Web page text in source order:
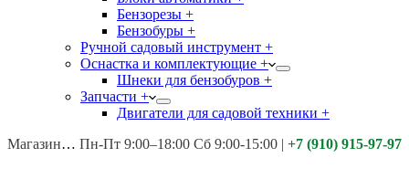
Бензорезы +
Бензобуры +
Ручной садовый инструмент +
Оснастка и комплектующие +
Шнеки для бензобуров +
Запчасти +
Двигатели для садовой техники +
Магазины: Калуга ул. Московская д.113
Пн-Пт 9:00–18:00 Сб 9:00-15:00 | +7 (910) 915-97-97